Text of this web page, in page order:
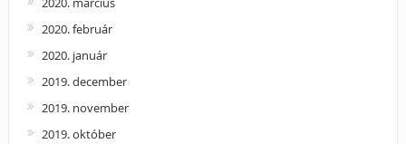
2020. február
2020. január
2019. december
2019. november
2019. október